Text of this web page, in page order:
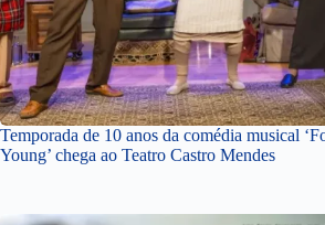
Temporada de 10 anos da comédia musical
Young’ chega ao Teatro Castro Mendes